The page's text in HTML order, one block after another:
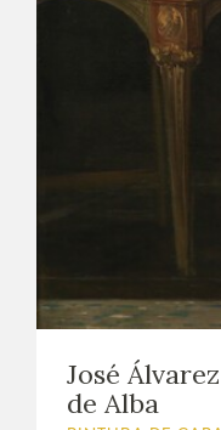
José
de Alba